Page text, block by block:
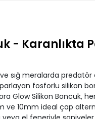
- Karanlıkta
sığ meralarda predatör
fosforlu silikon
Glow Silikon Boncuk,
10mm ideal çap